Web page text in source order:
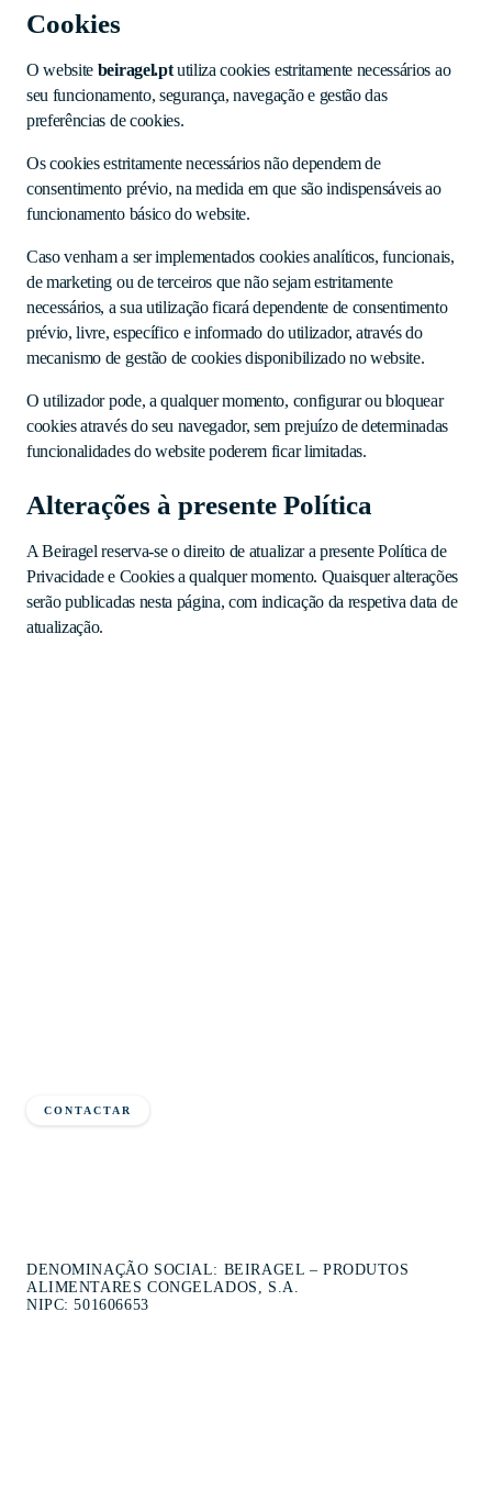
Cookies
O website beiragel.ptutiliza cookies estritamente necessários ao
seu funcionamento, segurança, navegação e gestão das
preferências de cookies.
Os cookies estritamente necessários não dependem de
consentimento prévio, na medida em que são indispensáveis ao
funcionamento básico do website.
Caso venham a ser implementados cookies analíticos, funcionais,
de marketing ou de terceiros que não sejam estritamente
necessários, a sua utilização ficará dependente de consentimento
prévio, livre, específico e informado do utilizador, através do
mecanismo de gestão de cookies disponibilizado no website.
O utilizador pode, a qualquer momento, configurar ou bloquear
cookies através do seu navegador, sem prejuízo de determinadas
funcionalidades do website poderem ficar limitadas.
Alterações à presente Política
A Beiragel reserva-se o direito de atualizar a presente Política de
Privacidade e Cookies a qualquer momento. Quaisquer alterações
serão publicadas nesta página, com indicação da respetiva data de
atualização.
CONTACTAR
DENOMINAÇÃO SOCIAL: BEIRAGEL – PRODUTOS
ALIMENTARES CONGELADOS, S.A.
NIPC: 501606653